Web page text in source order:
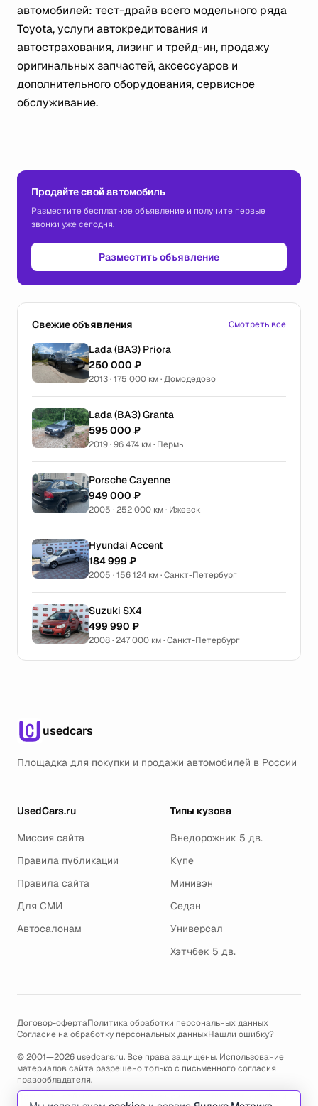
автомобилей: тест-драйв всего модельного ряда
Toyota, услуги автокредитования и
автострахования, лизинг и трейд-ин, продажу
оригинальных запчастей, аксессуаров и
дополнительного оборудования, сервисное
обслуживание.
Продайте свой автомобиль
Разместите бесплатное объявление и получите первые
звонки уже сегодня.
Разместить объявление
Свежие объявления Смотреть все
Lada (ВАЗ) Priora
250 000 ₽
2013 · 175 000 км · Домодедово
Lada (ВАЗ) Granta
595 000 ₽
2019 · 96 474 км · Пермь
Porsche Cayenne
949 000 ₽
2005 · 252 000 км · Ижевск
Hyundai Accent
184 999 ₽
2005 · 156 124 км · Санкт-Петербург
Suzuki SX4
499 990 ₽
2008 · 247 000 км · Санкт-Петербург
usedcars
Площадка для покупки и продажи автомобилей в России
UsedCars.ru
Миссия сайта
Правила публикации
Правила сайта
Для СМИ
Автосалонам
Типы кузова
Внедорожник 5 дв.
Купе
Минивэн
Седан
Универсал
Хэтчбек 5 дв.
Договор-офертаПолитика обработки персональных данных
Согласие на обработку персональных данныхНашли ошибку?
© 2001—2026 usedcars.ru. Все права защищены. Использование
материалов сайта разрешено только с письменного согласия
правообладателя.
Пользуясь сайтом, вы соглашаетесь с использованием cookies и